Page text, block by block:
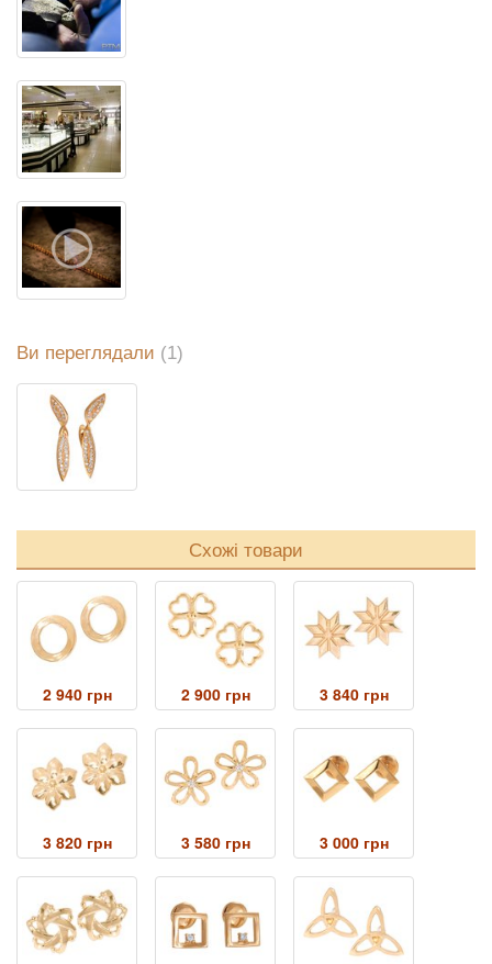
Ви переглядали (1)
Схожі товари
2 940 грн 2 900 грн 3 840 грн
3 820 грн 3 580 грн 3 000 грн